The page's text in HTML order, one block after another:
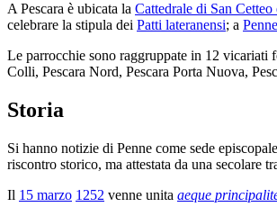
A Pescara è ubicata la Cattedrale di San
celebrare la stipula dei Patti lateranensi; a Penne
Le parrocchie sono raggruppate in 12 vicariati
Colli, Pescara Nord, Pescara Porta Nuova,
Storia
Si hanno notizie di Penne come sede
riscontro storico, ma attestata da una secolare
Il 15 marzo 1252 venne unita aeque